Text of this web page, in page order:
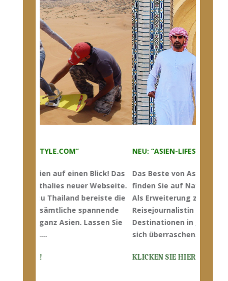
NEU: “ASIEN-LIFESTYLE.COM”
Das Beste von Asien auf einen Blick! Das
finden Sie auf Nathalies neuer Webseite.
Als Erweiterung zu Thailand bereiste die
Reisejournalistin sämtliche spannende
Destinationen in ganz Asien. Lassen Sie
sich überraschen…
KLICKEN SIE HIER!